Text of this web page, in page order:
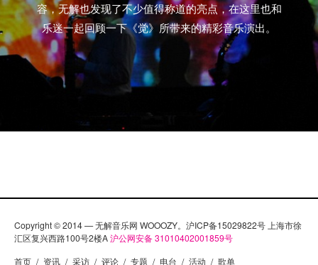
容，无解也发现了不少值得称道的亮点，在这里也和
乐迷一起回顾一下《觉》所带来的精彩音乐演出。
Copyright © 2014 — 无解音乐网 WOOOZY。沪ICP备15029822号 上海市徐
汇区复兴西路100号2楼A沪公网安备 31010402001859号
首页 / 资讯 / 采访 / 评论 / 专题 / 电台 / 活动 / 歌单